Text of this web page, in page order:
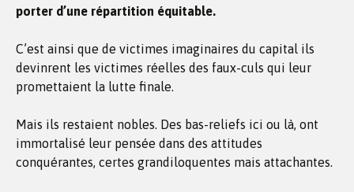
porter d’une répartition équitable.
C’est ainsi que de victimes imaginaires du capital ils
devinrent les victimes réelles des faux-culs qui leur
promettaient la lutte finale.
Mais ils restaient nobles. Des bas-reliefs ici ou là, ont
immortalisé leur pensée dans des attitudes
conquérantes, certes grandiloquentes mais attachantes.